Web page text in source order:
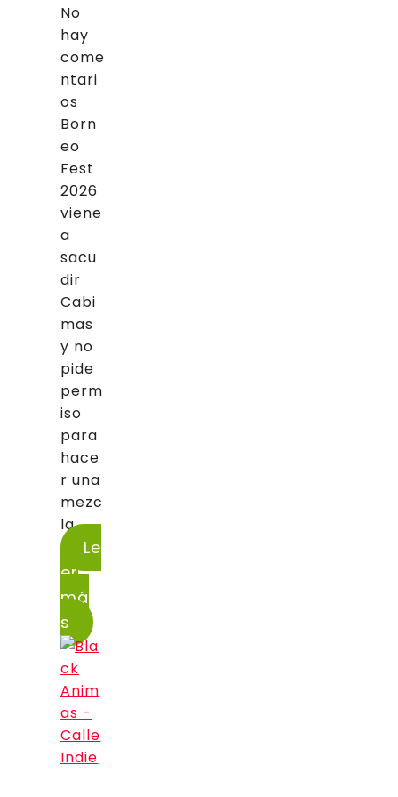
No
hay
come
ntari
os
Born
eo
Fest
2026
viene
a
sacu
dir
Cabi
mas
y no
pide
perm
iso
para
hace
r una
mezc
la...
Le
er
má
s